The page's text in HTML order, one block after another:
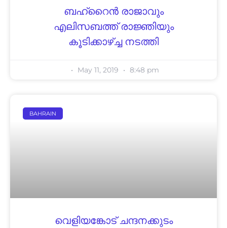
ബഹ്‌റൈൻ രാജാവും
എലിസബത്ത് രാജ്ഞിയും
കൂടിക്കാഴ്ച്ച നടത്തി
May 11, 2019 8:48 pm
BAHRAIN
വെളിയങ്കോട്‌ ചന്ദനക്കുടം